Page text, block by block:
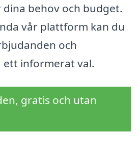
dina behov och budget.
vår plattform kan du
och
informerat val.
gratis och utan